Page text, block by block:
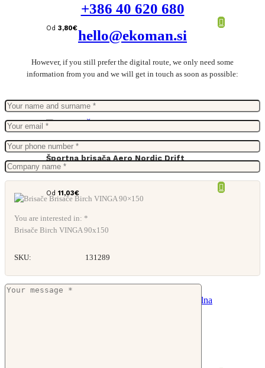
Od 3,80€
Športna brisača Aero Nordic Drift
Od 11,03€
+386 40 620 680
hello@ekoman.si
However, if you still prefer the digital route, we only need some
information from you and we will get in touch as soon as possible:
You are interested in: *
Brisače Birch VINGA 90x150
SKU: 131289